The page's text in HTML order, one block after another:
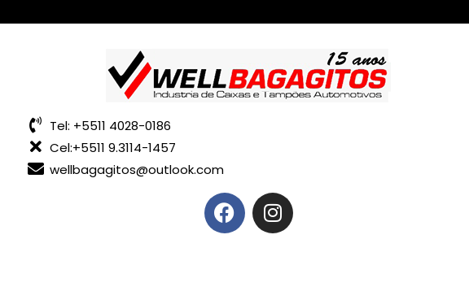
Tel: +5511 4028-0186
Cel:+5511 9.3114-1457
wellbagagitos@outlook.com